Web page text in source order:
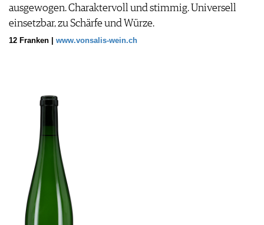
ausgewogen. Charaktervoll und stimmig. Universell
einsetzbar, zu Schärfe und Würze.
12 Franken | www.vonsalis-wein.ch